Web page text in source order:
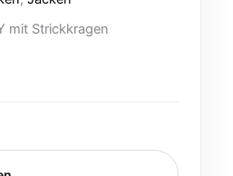
mit Strickkragen